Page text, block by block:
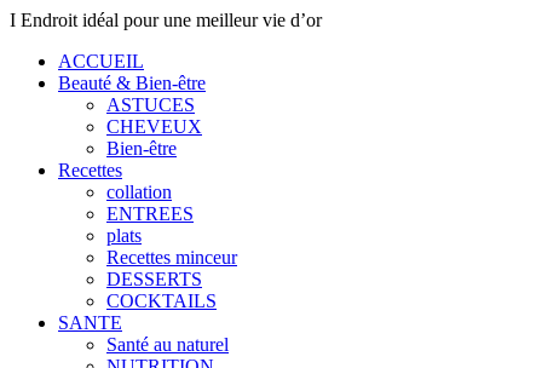
I Endroit idéal pour une meilleur vie d’or
ACCUEIL
Beauté & Bien-être
ASTUCES
CHEVEUX
Bien-être
Recettes
collation
ENTREES
plats
Recettes minceur
DESSERTS
COCKTAILS
SANTE
Santé au naturel